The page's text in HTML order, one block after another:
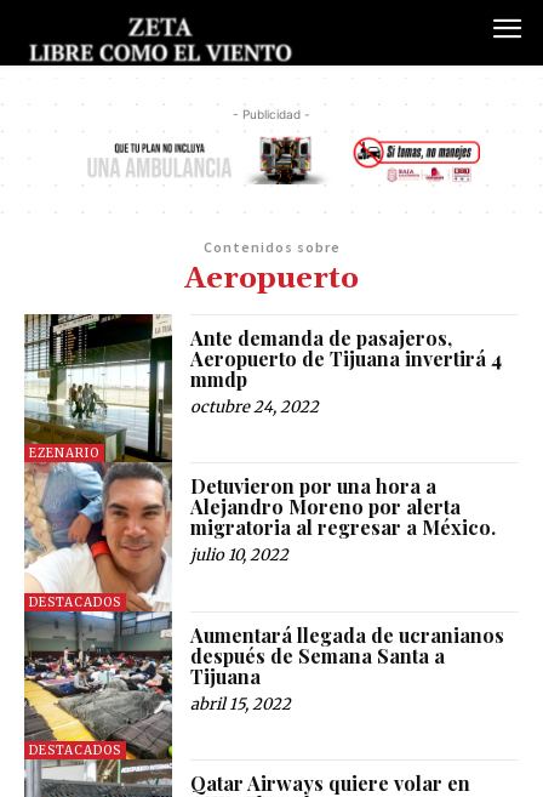
- Publicidad -
Contenidos sobre
Aeropuerto
EZENARIO
Ante demanda de pasajeros,
Aeropuerto de Tijuana invertirá 4
mmdp
octubre 24, 2022
DESTACADOS
Detuvieron por una hora a
Alejandro Moreno por alerta
migratoria al regresar a México.
julio 10, 2022
DESTACADOS
Aumentará llegada de ucranianos
después de Semana Santa a
Tijuana
abril 15, 2022
Qatar Airways quiere volar en